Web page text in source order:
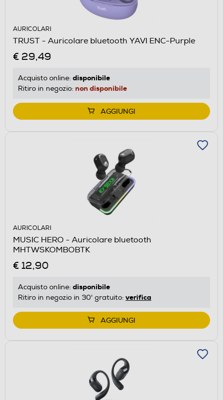
AURICOLARI
TRUST - Auricolare bluetooth YAVI ENC-Purple
€ 29,49
Acquisto online: disponibile
Ritiro in negozio: non disponibile
AGGIUNGI
AURICOLARI
MUSIC HERO - Auricolare bluetooth
MHTWSKOMBOBTK
€ 12,90
Acquisto online: disponibile
Ritiro in negozio in 30' gratuito: verifica
AGGIUNGI